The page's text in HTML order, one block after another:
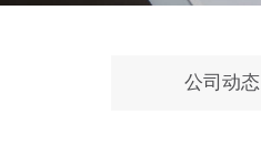
公司动态